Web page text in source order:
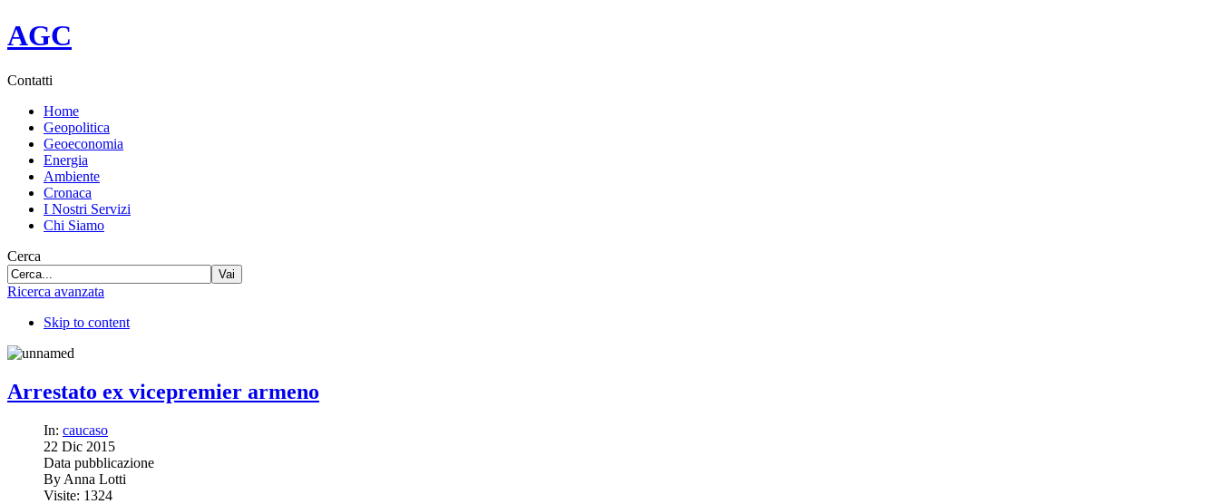
AGCLa redazione di AGC si trova
Contatti
Home
Geopolitica
Geoeconomia
Energia
Ambiente
Cronaca
I Nostri Servizi
Chi Siamo
Cerca
Vai
Ricerca avanzata
Skip to content
Arrestato ex vicepremier armeno
In: caucaso
22 Dic 2015
Data pubblicazione
By Anna Lotti
Visite: 1324